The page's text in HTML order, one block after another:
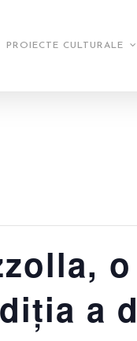
PROIECTE CULTURALE
a